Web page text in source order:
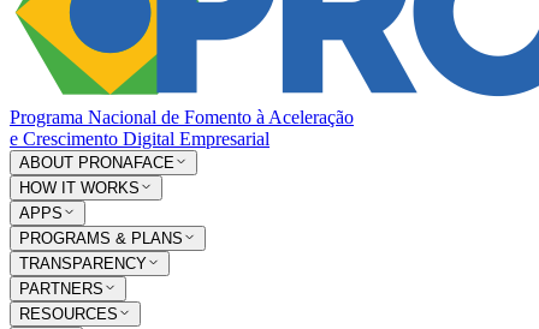
Programa Nacional de Fomento à Aceleração
e Crescimento Digital Empresarial
ABOUT PRONAFACE
HOW IT WORKS
APPS
PROGRAMS & PLANS
TRANSPARENCY
PARTNERS
RESOURCES